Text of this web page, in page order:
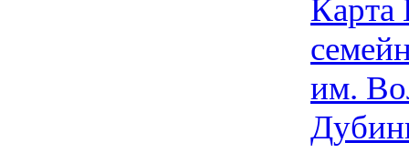
Карта
им.